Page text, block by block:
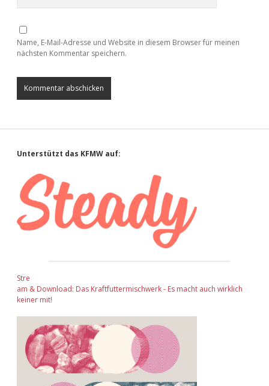
Name, E-Mail-Adresse und Website in diesem Browser für meinen
nächsten Kommentar speichern.
Sidebar
Unterstützt das KFMW auf:
Stre
am & Download: Das Kraftfuttermischwerk - Es macht auch wirklich
keiner mit!